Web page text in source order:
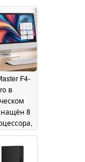
F4-
в
8
23 June